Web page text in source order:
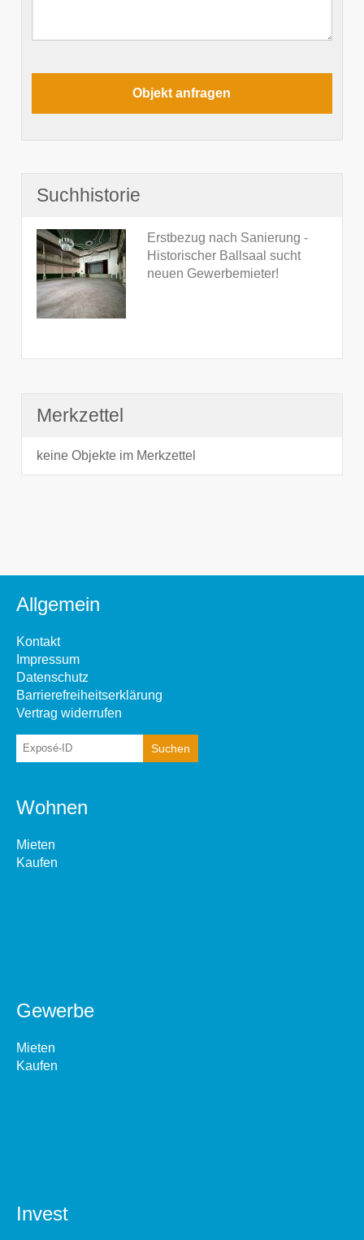
Suchhistorie
Erstbezug nach Sanierung -
Historischer Ballsaal sucht
neuen Gewerbemieter!
Merkzettel
keine Objekte im Merkzettel
Allgemein
Kontakt
Impressum
Datenschutz
Barrierefreiheitserklärung
Vertrag widerrufen
Wohnen
Mieten
Kaufen
Gewerbe
Mieten
Kaufen
Invest